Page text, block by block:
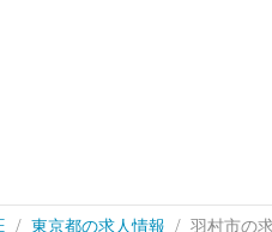
東京都の求人情報 羽村市の